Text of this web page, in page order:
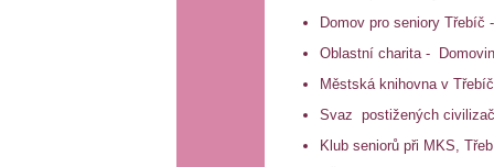
Domov pro seniory Třebíč
Oblastní charita -
Městská knihovna v
Svaz postižených
Klub seniorů při MKS,